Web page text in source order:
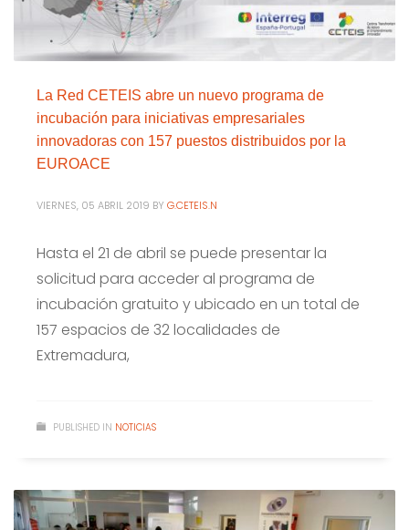
La Red CETEIS abre un nuevo programa de
incubación para iniciativas empresariales
innovadoras con 157 puestos distribuidos por la
EUROACE
VIERNES, 05 ABRIL 2019 BY G.CETEIS.N
Hasta el 21 de abril se puede presentar la
solicitud para acceder al programa de
incubación gratuito y ubicado en un total de
157 espacios de 32 localidades de
Extremadura,
PUBLISHED IN NOTICIAS